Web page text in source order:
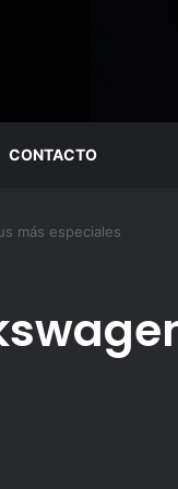
CONTACTO
más especiales